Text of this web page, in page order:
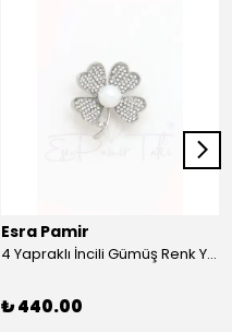
Esra Pamir
4 Yapraklı İncili Gümüş Renk Yonca Broş
₺ 440.00